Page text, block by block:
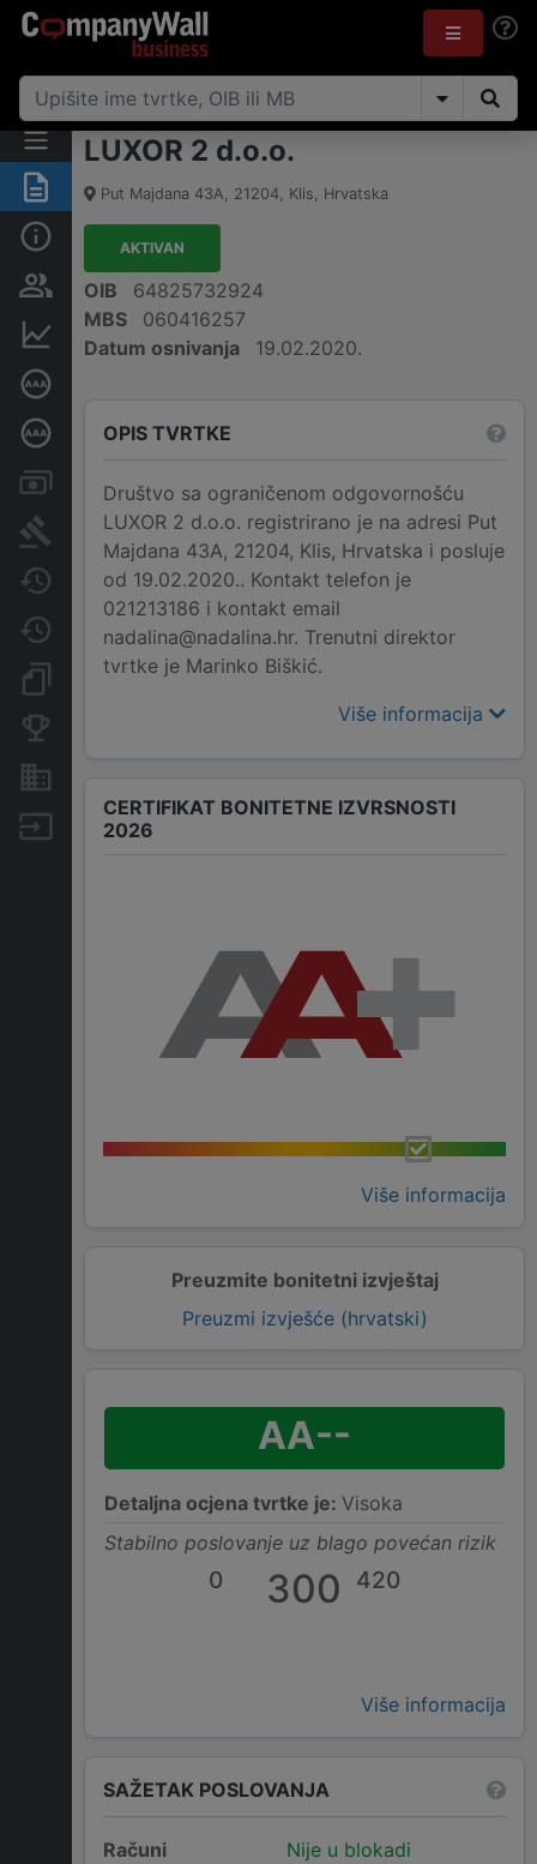
Sažetak
Osobe i vlasništvo
Dubinska bonitetna ocjena
Računi i blokade
Sudske objave
Javne nabavke
Promjene
Dokumenti i objave
Nekretnine i imovina
Izvoz
LUXOR 2 d.o.o.
Put Majdana 43A, 21204, Klis, Hrvatska
AKTIVAN
OIB
64825732924
MBS
060416257
Datum osnivanja
19.02.2020.
OPIS TVRTKE
Društvo sa ograničenom odgovornošću
LUXOR 2 d.o.o. registrirano je na adresi Put
Majdana 43A, 21204, Klis, Hrvatska i posluje
od 19.02.2020.. Kontakt telefon je
021213186 i kontakt email
nadalina@nadalina.hr. Trenutni direktor
tvrtke je Marinko Biškić.
Više informacija
CERTIFIKAT BONITETNE IZVRSNOSTI
2026
Više informacija
Preuzmite bonitetni izvještaj
Preuzmi izvješće (hrvatski)
AA--
Detaljna ocjena tvrtke je: Visoka
Stabilno poslovanje uz blago povećan rizik
0 300 420
Više informacija
SAŽETAK POSLOVANJA
Računi
Nije u blokadi